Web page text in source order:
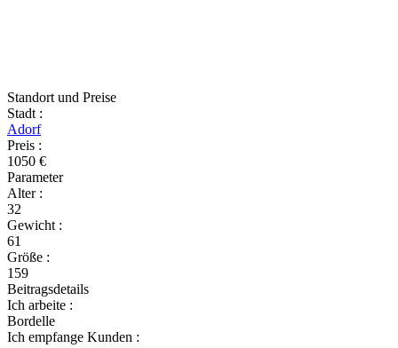
Standort und Preise
Stadt :
Adorf
Preis :
1050 €
Parameter
Alter :
32
Gewicht :
61
Größe :
159
Beitragsdetails
Ich arbeite :
Bordelle
Ich empfange Kunden :